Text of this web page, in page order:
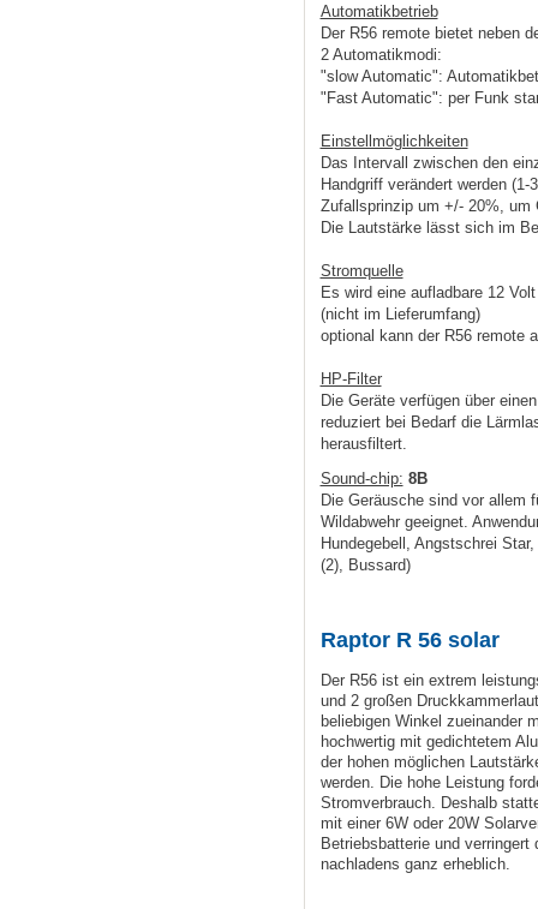
Automatikbetrieb
Der R56 remote bietet neben
2 Automatikmodi:
"slow Automatic":
"Fast Automatic": per Funk
Einstellmöglichkeiten
Das Intervall zwischen den
Handgriff verändert werden
Zufallsprinzip um +/- 20%, um
Die Lautstärke lässt sich im
Stromquelle
Es wird eine aufladbare 12
(nicht im Lieferumfang)
optional kann der R56 remote
HP-Filter
Die Geräte verfügen über
reduziert bei Bedarf die
herausfiltert.
Sound-chip: 8B
Die Geräusche sind vor allem
Wildabwehr geeignet.
Hundegebell,
Angstschrei Star,
(2),
Bussard)
Raptor R 56 solar
Der R56 ist ein extrem
und 2 großen
beliebigen Winkel zueinander
hochwertig mit gedichtetem
der hohen möglichen
werden. Die hohe Leistung
Stromverbrauch. Deshalb
mit einer 6W oder 20W
Betriebsbatterie und verringert
nachladens ganz erheblich.